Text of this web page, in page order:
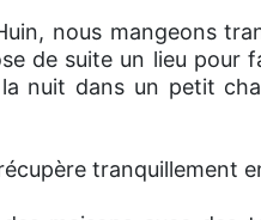
nous mangeons
de suite un lieu pour
nuit dans un petit
tranquillement